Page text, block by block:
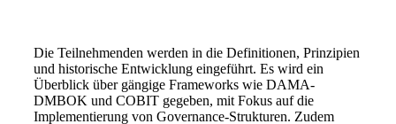
Die Teilnehmenden werden in die Definitionen, Prinzipien
und historische Entwicklung eingeführt. Es wird ein
Überblick über gängige Frameworks wie DAMA-
DMBOK und COBIT gegeben, mit Fokus auf die
Implementierung von Governance-Strukturen. Zudem